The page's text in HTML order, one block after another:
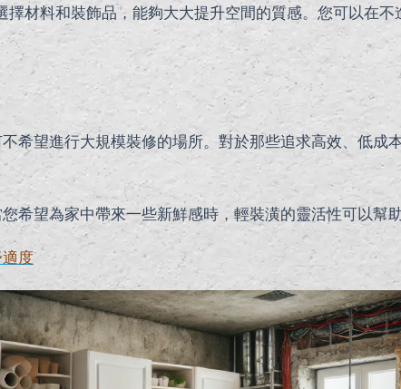
材料和裝飾品，能夠大大提升空間的質感。您可以在
希望進行大規模裝修的場所。對於那些追求高效、低
希望為家中帶來一些新鮮感時，輕裝潢的靈活性可以幫
度